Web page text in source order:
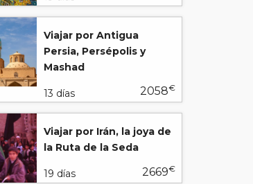
Viajar por Antigua
Persia, Persépolis y
Mashad
13 días 2058€
Viajar por Irán, la joya de
la Ruta de la Seda
19 días 2669€